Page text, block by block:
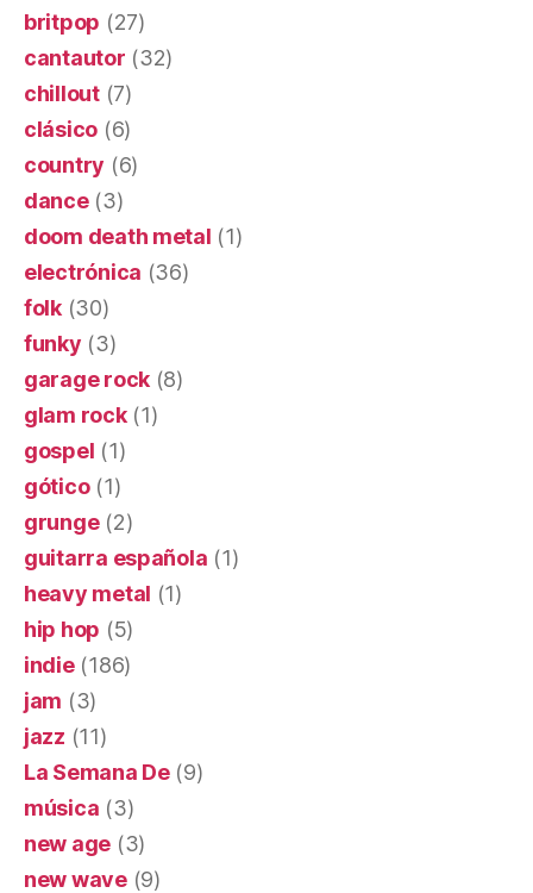
britpop (27)
cantautor (32)
chillout(7)
clásico (6)
country (6)
dance(3)
doom death metal (1)
electrónica (36)
folk(30)
funky (3)
garage rock (8)
glam rock(1)
gospel (1)
gótico(1)
grunge(2)
guitarra española (1)
heavy metal (1)
hip hop (5)
indie(186)
jam (3)
jazz (11)
La Semana De(9)
música (3)
new age (3)
new wave(9)